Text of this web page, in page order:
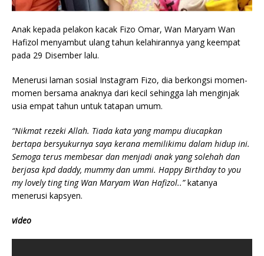
Anak kepada pelakon kacak Fizo Omar, Wan Maryam Wan
Hafizol menyambut ulang tahun kelahirannya yang keempat
pada 29 Disember lalu.
Menerusi laman sosial Instagram Fizo, dia berkongsi momen-
momen bersama anaknya dari kecil sehingga lah menginjak
usia empat tahun untuk tatapan umum.
“Nikmat rezeki Allah. Tiada kata yang mampu diucapkan
bertapa bersyukurnya saya kerana memilikimu dalam hidup ini.
Semoga terus membesar dan menjadi anak yang solehah dan
berjasa kpd daddy, mummy dan ummi. Happy Birthday to you
my lovely ting ting Wan Maryam Wan Hafizol..”katanya
menerusi kapsyen.
video